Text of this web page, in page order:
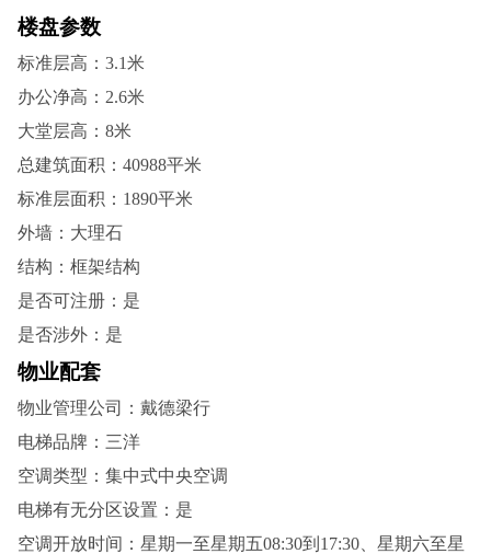
楼盘参数
标准层高：3.1米
办公净高：2.6米
大堂层高：8米
总建筑面积：40988平米
标准层面积：1890平米
外墙：大理石
结构：框架结构
是否可注册：是
是否涉外：是
物业配套
物业管理公司：戴德梁行
电梯品牌：三洋
空调类型：集中式中央空调
电梯有无分区设置：是
空调开放时间：星期一至星期五08:30到17:30、星期六至星